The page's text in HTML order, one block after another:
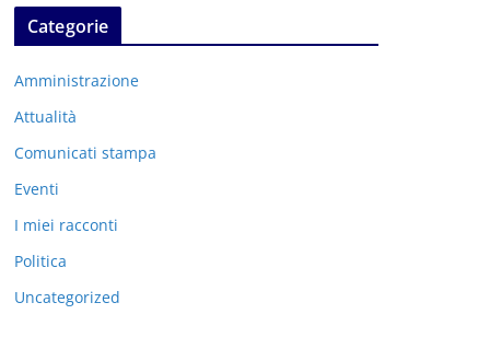
Categorie
Amministrazione
Attualità
Comunicati stampa
Eventi
I miei racconti
Politica
Uncategorized